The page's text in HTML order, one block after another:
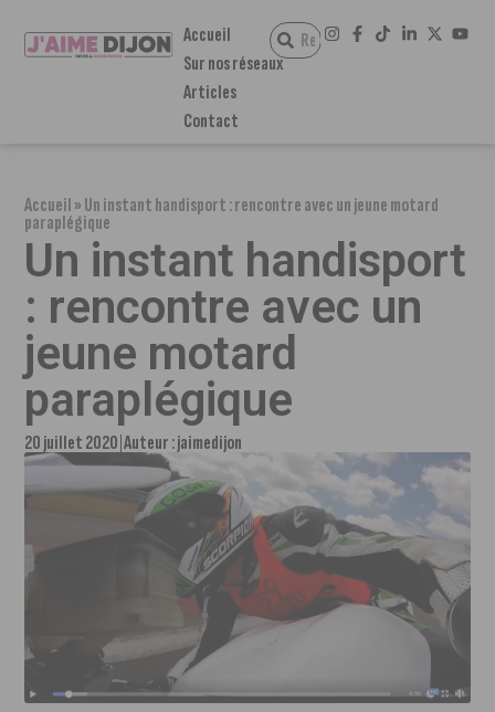
Accueil
Sur nos réseaux
Articles
Contact
Accueil»Un instant handisport : rencontre avec un jeune motard
paraplégique
Un instant handisport
: rencontre avec un
jeune motard
paraplégique
20 juillet 2020 Auteur :jaimedijon